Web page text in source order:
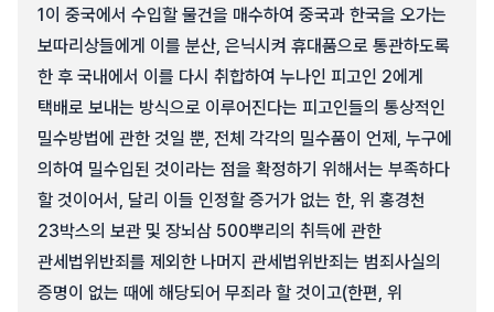
1이 중국에서 수입할 물건을 매수하여 중국과 한국을 오가는
보따리상들에게 이를 분산, 은닉시켜 휴대품으로 통관하도록
한 후 국내에서 이를 다시 취합하여 누나인 피고인 2에게
택배로 보내는 방식으로 이루어진다는 피고인들의 통상적인
밀수방법에 관한 것일 뿐, 전체 각각의 밀수품이 언제, 누구에
의하여 밀수입된 것이라는 점을 확정하기 위해서는 부족하다
할 것이어서, 달리 이들 인정할 증거가 없는 한, 위 홍경천
23박스의 보관 및 장뇌삼 500뿌리의 취득에 관한
관세법위반죄를 제외한 나머지 관세법위반죄는 범죄사실의
증명이 없는 때에 해당되어 무죄라 할 것이고(한편, 위